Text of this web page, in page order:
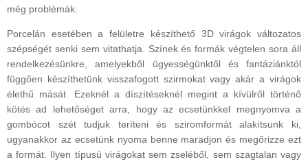
még problémák.
Porcelán esetében a felületre készíthető 3D virágok változatos
szépségét senki sem vitathatja. Színek és formák végtelen sora áll
rendelkezésünkre, amelyekből ügyességünktől és fantáziánktól
függően készíthetünk visszafogott szirmokat vagy akár a virágok
élethű mását. Ezeknél a díszítéseknél megint a kívülről történő
kötés ad lehetőséget arra, hogy az ecsetünkkel megnyomva a
gombócot szét tudjuk teríteni és sziromformát alakítsunk ki,
ugyanakkor az ecsetünk nyoma benne maradjon és megőrizze ezt
a formát. Ilyen típusú virágokat sem zseléből, sem szagtalan vagy